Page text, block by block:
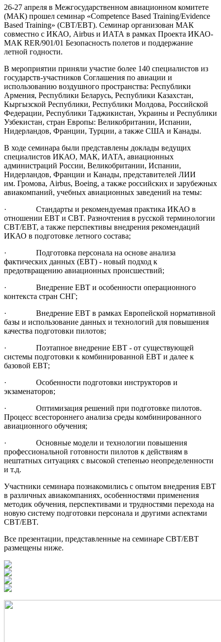
26-27 апреля в Межгосударственном авиационном комитете
(МАК) прошел семинар «Competence Based Training/Evidence
Based Training» (CBT/EBT). Семинар организован МАК
совместно с ИКАО, Airbus и ИАТА в рамках Проекта ИКАО-
МАК RER/901/01 Безопасность полетов и поддержание
летной годности.
В мероприятии приняли участие более 140 специалистов из
государств-участников Соглашения по авиации и
использованию воздушного пространства: Республики
Армения, Республики Беларусь, Республики Казахстан,
Кыргызской Республики, Республики Молдова, Российской
Федерации, Республики Таджикистан, Украины и Республики
Узбекистан, стран Европы: Великобритании, Испании,
Нидерландов, Франции, Турции, а также США и Канады.
В ходе семинара были представлены доклады ведущих
специалистов ИКАО, МАК, ИАТА, авиационных
администраций России, Великобритании, Испании,
Нидерландов, Франции и Канады, представителей ЛИИ
им. Громова, Airbus, Boeing, а также российских и зарубежных
авиакомпаний, учебных авиационных заведений на темы:
· Стандарты и рекомендуемая практика ИКАО в
отношении EBT и CBT. Разночтения в русской терминологии
CBT/EBT, а также перспективы внедрения рекомендаций
ИКАО в подготовке летного состава;
· Подготовка персонала на основе анализа
фактических данных (EBT) - новый подход к
предотвращению авиационных происшествий;
· Внедрение ЕВТ и особенности операционного
контекста стран СНГ;
· Внедрение ЕВТ в рамках Европейской нормативной
базы и использование данных и технологий для повышения
качества подготовки пилотов;
· Поэтапное внедрение ЕВТ - от существующей
системы подготовки к комбинированной ЕВТ и далее к
базовой ЕВТ;
· Особенности подготовки инструкторов и
экзаменаторов;
· Оптимизация решений при подготовке пилотов.
Процесс всестороннего анализа среды комбинированного
авиационного обучения;
· Основные модели и технологии повышения
профессиональной готовности пилотов к действиям в
нештатных ситуациях с высокой степенью неопределенности
и т.д.
Участники семинара познакомились с опытом внедрения EBT
в различных авиакомпаниях, особенностями применения
методик обучения, перспективами и трудностями перехода на
новую систему подготовки персонала и другими аспектами
CBT/EBT.
Все презентации, представленные на семинаре CBT/EBT
размещены ниже.